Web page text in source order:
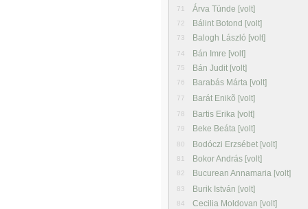
71 Árva Tünde [volt]
72 Bálint Botond [volt]
73 Balogh László [volt]
74 Bán Imre [volt]
75 Bán Judit [volt]
76 Barabás Márta [volt]
77 Barát Enikõ [volt]
78 Bartis Erika [volt]
79 Beke Beáta [volt]
80 Bodóczi Erzsébet [volt]
81 Bokor András [volt]
82 Bucurean Annamaria [volt]
83 Burik István [volt]
84 Cecilia Moldovan [volt]